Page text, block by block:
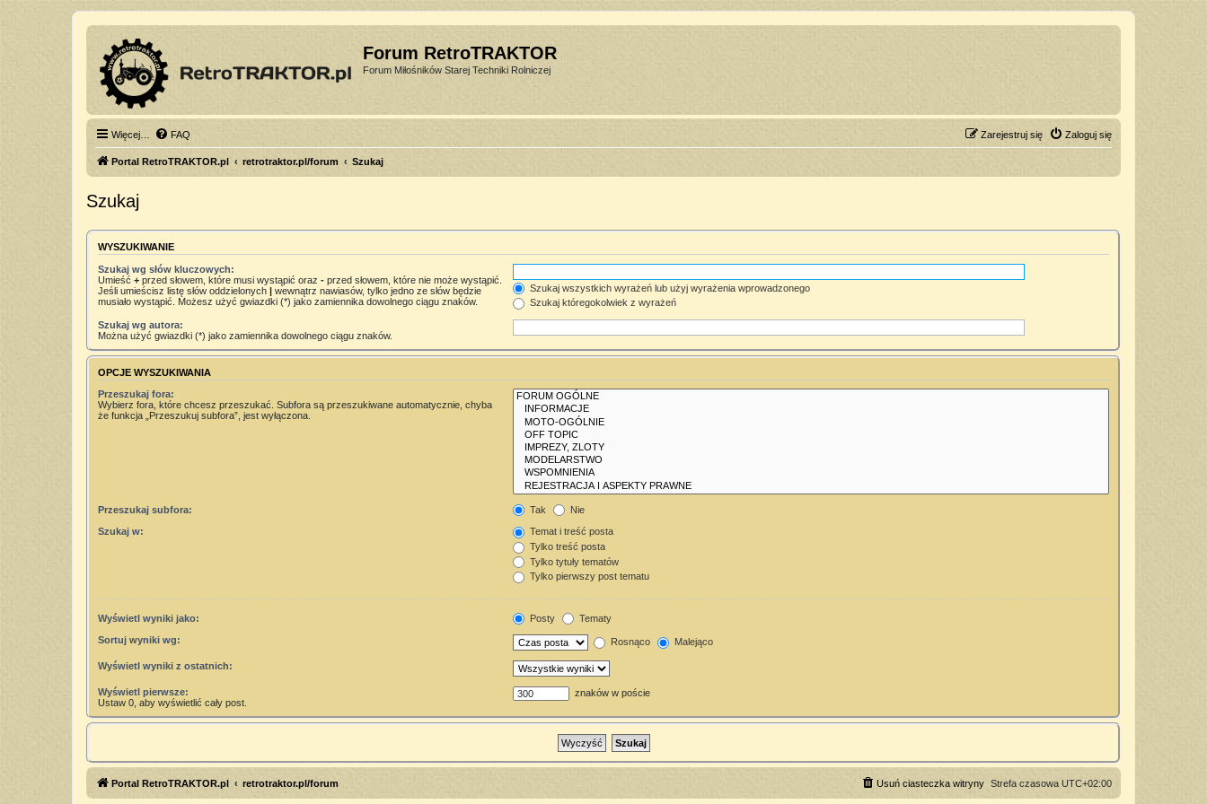
Forum RetroTRAKTOR
Forum Miłośników Starej Techniki Rolniczej
Więcej… FAQ Zaloguj się
Zarejestruj się
Portal RetroTRAKTOR.pl retrotraktor.pl/forum Szukaj
Szukaj
WYSZUKIWANIE
Szukaj wg słów kluczowych:
Umieść + przed słowem, które musi wystąpić oraz - przed słowem, które nie może wystąpić.
Jeśli umieścisz listę słów oddzielonych | wewnątrz nawiasów, tylko jedno ze słów będzie
musiało wystąpić. Możesz użyć gwiazdki (*) jako zamiennika dowolnego ciągu znaków.
Szukaj wszystkich wyrażeń lub użyj wyrażenia wprowadzonego
Szukaj któregokolwiek z wyrażeń
Szukaj wg autora:
Można użyć gwiazdki (*) jako zamiennika dowolnego ciągu znaków.
OPCJE WYSZUKIWANIA
Przeszukaj fora:
Wybierz fora, które chcesz przeszukać. Subfora są przeszukiwane automatycznie, chyba
że funkcja „Przeszukuj subfora”, jest wyłączona.
Przeszukaj subfora: Tak Nie
Szukaj w:
Temat i treść posta
Tylko treść posta
Tylko tytuły tematów
Tylko pierwszy post tematu
Wyświetl wyniki jako: Posty Tematy
Sortuj wyniki wg: Rosnąco Malejąco
Wyświetl wyniki z ostatnich:
Wyświetl pierwsze:
Ustaw 0, aby wyświetlić cały post.
znaków w poście
Portal RetroTRAKTOR.pl retrotraktor.pl/forum Strefa czasowa UTC+02:00
Usuń ciasteczka witryny